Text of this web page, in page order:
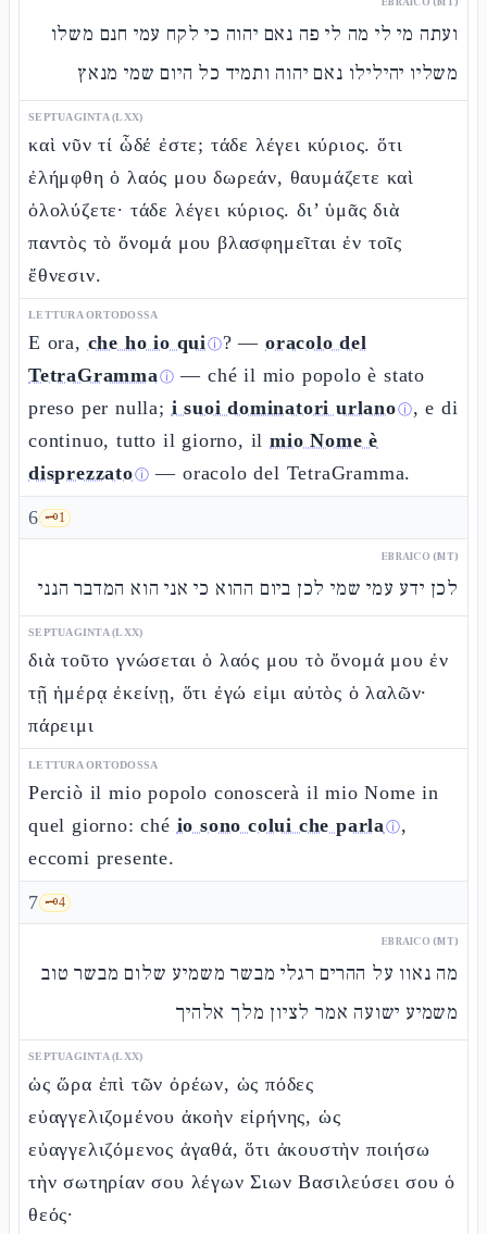
ועתה מי לי מה לי פה נאם יהוה כי לקח עמי חנם משלו
משליו יהילילו נאם יהוה ותמיד כל היום שמי מנאץ
SEPTUAGINTA (LXX)
καὶ νῦν τί ὧδέ ἐστε; τάδε λέγει κύριος. ὅτι
ἐλήμφθη ὁ λαός μου δωρεάν, θαυμάζετε καὶ
ὀλολύζετε· τάδε λέγει κύριος. δι’ ὑμᾶς διὰ
παντὸς τὸ ὄνομά μου βλασφημεῖται ἐν τοῖς
ἔθνεσιν.
LETTURA ORTODOSSA
E ora, che ho io quiⓘ? —oracolo del
TetraGrammaⓘ — ché il mio popolo è stato
preso per nulla; i suoi dominatori urlanoⓘ, e di
continuo, tutto il giorno, ilmio Nome è
disprezzatoⓘ — oracolo del TetraGramma.
6 🗝️1
EBRAICO (MT)
לכן ידע עמי שמי לכן ביום ההוא כי אני הוא המדבר הנני
SEPTUAGINTA (LXX)
διὰ τοῦτο γνώσεται ὁ λαός μου τὸ ὄνομά μου ἐν
τῇ ἡμέρᾳ ἐκείνῃ, ὅτι ἐγώ εἰμι αὐτὸς ὁ λαλῶν·
πάρειμι
LETTURA ORTODOSSA
Perciò il mio popolo conoscerà il mio Nome in
quel giorno: ché io sono colui che parlaⓘ,
eccomi presente.
7 🗝️4
EBRAICO (MT)
מה נאוו על ההרים רגלי מבשר משמיע שלום מבשר טוב
משמיע ישועה אמר לציון מלך אלהיך
SEPTUAGINTA (LXX)
ὡς ὥρα ἐπὶ τῶν ὀρέων, ὡς πόδες
εὐαγγελιζομένου ἀκοὴν εἰρήνης, ὡς
εὐαγγελιζόμενος ἀγαθά, ὅτι ἀκουστὴν ποιήσω
τὴν σωτηρίαν σου λέγων Σιων Βασιλεύσει σου ὁ
θεός·